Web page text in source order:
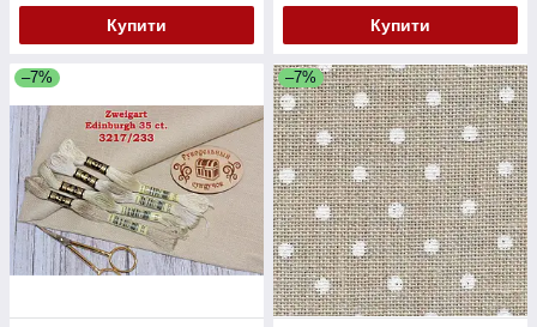
Купити Купити
–7% –7%